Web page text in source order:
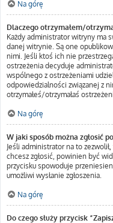
Na górę
Dlaczego otrzymałem/
Każdy administrator witryny ma
danej witrynie. Są one
nimi. Jeśli ktoś ich nie
ostrzeżenia decyduje
wspólnego z ostrzeżeniami
odpowiedzialności związanej z
otrzymałeś/otrzymałaś
Na górę
W jaki sposób można zgłosić
Jeśli administrator na to
chcesz zgłosić, powinien być
przycisku spowoduje
umożliwi wysłanie zgłoszenia.
Na górę
Do czego służy przycisk